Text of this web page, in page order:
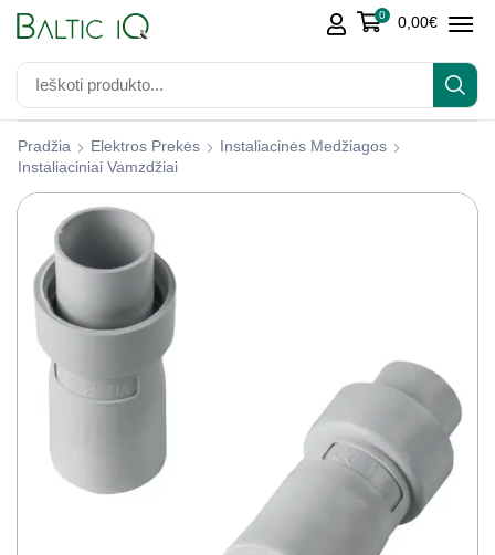
0 0,00€
Pradžia Elektros Prekės
Instaliacinės Medžiagos
Instaliaciniai Vamzdžiai